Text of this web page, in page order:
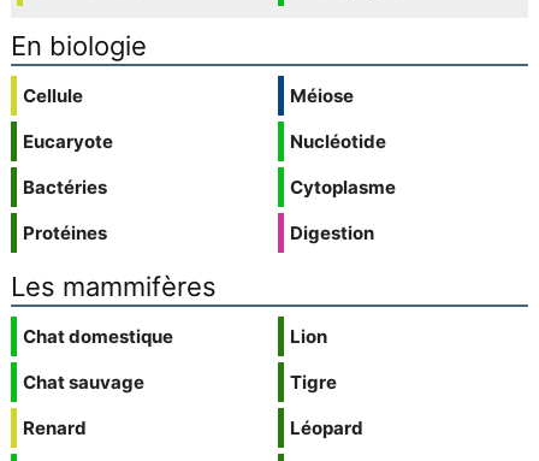
En biologie
Cellule
Eucaryote
Bactéries
Protéines
Méiose
Nucléotide
Cytoplasme
Digestion
Les mammifères
Chat domestique
Chat sauvage
Renard
Lion
Tigre
Léopard